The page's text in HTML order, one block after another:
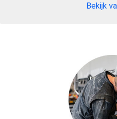
Bekijk